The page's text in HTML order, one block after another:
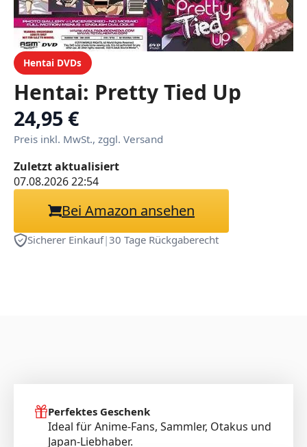
Hentai DVDs
Hentai: Pretty Tied Up
24,95 €
Preis inkl. MwSt., zggl. Versand
Zuletzt aktualisiert
07.08.2026 22:54
Bei Amazon ansehen
Sicherer Einkauf|30 Tage Rückgaberecht
Perfektes Geschenk
Ideal für Anime-Fans, Sammler, Otakus und
Japan-Liebhaber.